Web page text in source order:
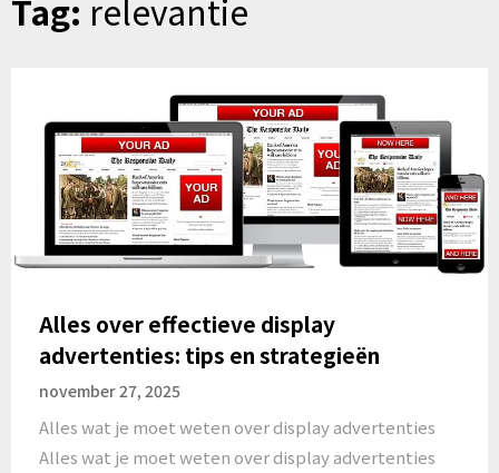
Tag: relevantie
Alles over effectieve display
advertenties: tips en strategieën
november 27, 2025
Alles wat je moet weten over display advertenties
Alles wat je moet weten over display advertenties